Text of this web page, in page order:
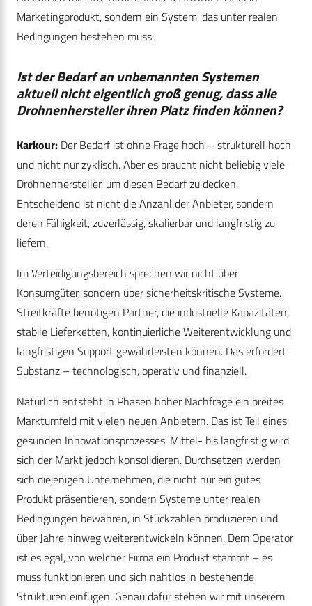
Marketingprodukt, sondern ein System, das unter realen
Bedingungen bestehen muss.
Ist der Bedarf an unbemannten Systemen
aktuell nicht eigentlich groß genug, dass alle
Drohnenhersteller ihren Platz finden können?
Karkour: Der Bedarf ist ohne Frage hoch – strukturell hoch
und nicht nur zyklisch. Aber es braucht nicht beliebig viele
Drohnenhersteller, um diesen Bedarf zu decken.
Entscheidend ist nicht die Anzahl der Anbieter, sondern
deren Fähigkeit, zuverlässig, skalierbar und langfristig zu
liefern.
Im Verteidigungsbereich sprechen wir nicht über
Konsumgüter, sondern über sicherheitskritische Systeme.
Streitkräfte benötigen Partner, die industrielle Kapazitäten,
stabile Lieferketten, kontinuierliche Weiterentwicklung und
langfristigen Support gewährleisten können. Das erfordert
Substanz – technologisch, operativ und finanziell.
Natürlich entsteht in Phasen hoher Nachfrage ein breites
Marktumfeld mit vielen neuen Anbietern. Das ist Teil eines
gesunden Innovationsprozesses. Mittel- bis langfristig wird
sich der Markt jedoch konsolidieren. Durchsetzen werden
sich diejenigen Unternehmen, die nicht nur ein gutes
Produkt präsentieren, sondern Systeme unter realen
Bedingungen bewähren, in Stückzahlen produzieren und
über Jahre hinweg weiterentwickeln können. Dem Operator
ist es egal, von welcher Firma ein Produkt stammt – es
muss funktionieren und sich nahtlos in bestehende
Strukturen einfügen. Genau dafür stehen wir mit unserem